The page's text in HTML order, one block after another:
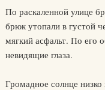
По раскаленной улице
брюк утопали в густой
мягкий асфальт. По его
невидящие глаза.
Громадное солнце